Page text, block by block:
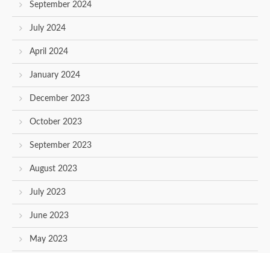
September 2024
July 2024
April 2024
January 2024
December 2023
October 2023
September 2023
August 2023
July 2023
June 2023
May 2023